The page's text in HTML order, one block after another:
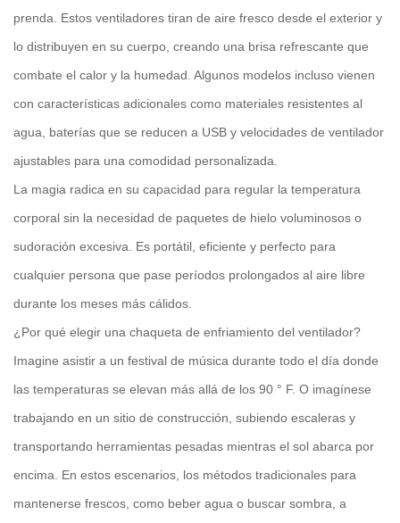
prenda. Estos ventiladores tiran de aire fresco desde el exterior y
lo distribuyen en su cuerpo, creando una brisa refrescante que
combate el calor y la humedad. Algunos modelos incluso vienen
con características adicionales como materiales resistentes al
agua, baterías que se reducen a USB y velocidades de ventilador
ajustables para una comodidad personalizada.
La magia radica en su capacidad para regular la temperatura
corporal sin la necesidad de paquetes de hielo voluminosos o
sudoración excesiva. Es portátil, eficiente y perfecto para
cualquier persona que pase períodos prolongados al aire libre
durante los meses más cálidos.
¿Por qué elegir una chaqueta de enfriamiento del ventilador?
Imagine asistir a un festival de música durante todo el día donde
las temperaturas se elevan más allá de los 90 ° F. O imagínese
trabajando en un sitio de construcción, subiendo escaleras y
transportando herramientas pesadas mientras el sol abarca por
encima. En estos escenarios, los métodos tradicionales para
mantenerse frescos, como beber agua o buscar sombra, a